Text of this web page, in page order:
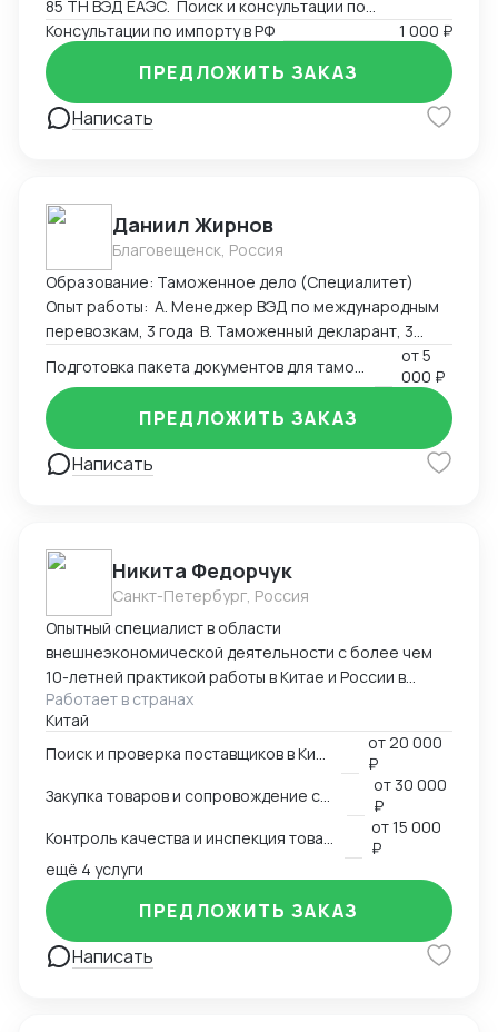
85 ТН ВЭД ЕАЭС. Поиск и консультации по
разрешительным документам, необходимым для
экспорта или импорта на территорию РФ.
Консультации по импорту в РФ 1 000 ₽
Написать
ПРЕДЛОЖИТЬ ЗАКАЗ
Даниил Жирнов
Благовещенск, Россия
Образование: Таможенное дело (Специалитет)
Опыт работы: А. Менеджер ВЭД по международным
перевозкам, 3 года B. Таможенный декларант, 3
от5
000 ₽
Написать
ПРЕДЛОЖИТЬ ЗАКАЗ
Никита Федорчук
Санкт-Петербург, Россия
Опытный специалист в области
внешнеэкономической деятельности с более чем
10-летней практикой работы в Китае и России в
сфере ВЭД. Знаю китайский и английский языки на
профессиональном уровне, имею глубокую
экспертизу в закупках, логистике и международных
расчетах. Организую полный цикл работы с Китаем:
поиск и проверка поставщиков, переговоры,
сопровождение контрактов, контроль качества
продукции, доставка и оплата поставщикам.
Ключевые компетенции Поиск и проверка надежных
поставщиков в Китае Ведение переговоров на
китайском и английском языках Организация
закупок и международной логистики «под ключ»
Международные платежи и финансовое
Работает в странах
Китай
от20 000
₽
от 30 000
₽
от15 000
₽
ещё 4 услуги
Написать
ПРЕДЛОЖИТЬ ЗАКАЗ